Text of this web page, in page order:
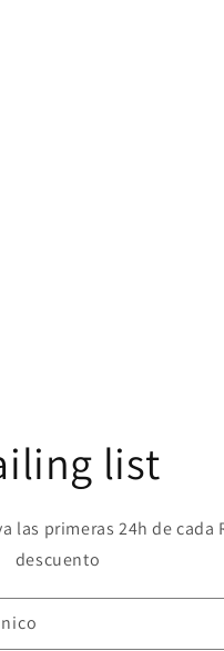
list
las primeras 24h de cada
descuento